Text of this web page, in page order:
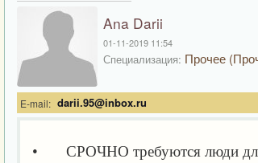
Ana Darii
01-11-2019 11:54
Специализация: Прочее
E-mail: darii.95@inbox.ru
• СРОЧНО требуются люди для